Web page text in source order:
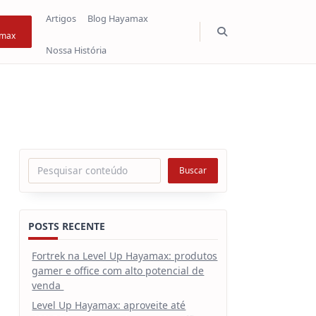
Artigos Blog Hayamax
Nossa História
Pesquisar Buscar
POSTS RECENTE
Fortrek na Level Up Hayamax: produtos
gamer e office com alto potencial de
venda
Level Up Hayamax: aproveite até